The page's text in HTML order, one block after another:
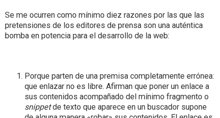
Se me ocurren como mínimo diez razones por las que las
pretensiones de los editores de prensa son una auténtica
bomba en potencia para el desarrollo de la web:
Porque parten de una premisa completamente errónea:
que enlazar no es libre. Afirman que poner un enlace a
sus contenidos acompañado del mínimo fragmento o
snippetde texto que aparece en un buscador supone